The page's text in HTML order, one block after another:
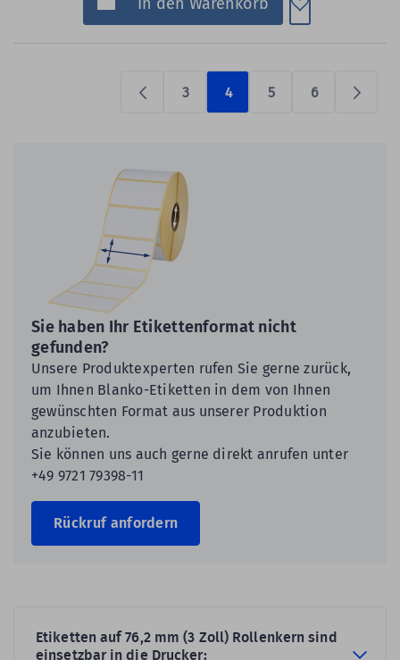
3 4 5 6
Sie haben Ihr Etikettenformat nicht
gefunden?
Unsere Produktexperten rufen Sie gerne zurück,
um Ihnen Blanko-Etiketten in dem von Ihnen
gewünschten Format aus unserer Produktion
anzubieten.
Sie können uns auch gerne direkt anrufen unter
+49 9721 79398-11
Rückruf anfordern
Etiketten auf 76,2 mm (3 Zoll) Rollenkern sind
einsetzbar in die Drucker: